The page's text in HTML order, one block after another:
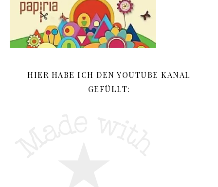
HIER HABE ICH DEN YOUTUBE KANAL
GEFÜLLT: